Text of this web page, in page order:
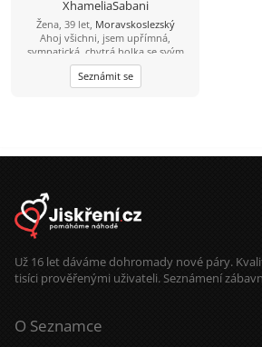
XhameliaSabani
Žena, 39 let, Moravskoslezský
Ahoj všichni, jsem upřímná,
sympatická, chytrá holka se svým
názorem, která hledá muže
středního věku od 30,
inteligentního, zodpovědného,
Jinak toto je stará fotka, už vypadám
Seznámit se
Už 16 let dáváme dohromady nové páry.
tisíci prověřenými uživateli. Seznámení
O Seznamce